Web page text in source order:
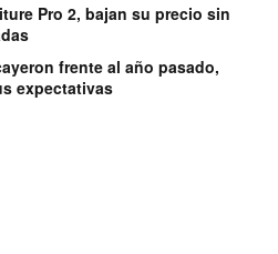
Pro 2, bajan su precio sin
frente al año pasado,
expectativas